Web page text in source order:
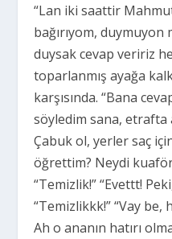
“Lan iki saattir
bağırıyom, duymuyon
duysak cevap veririz
toparlanmış ayağa
karşısında. “Bana
söyledim sana, etrafta
Çabuk ol, yerler saç
öğrettim? Neydi
“Temizlik!” “Evettt!
“Temizlikkk!” “Vay be,
Ah o ananın hatırı